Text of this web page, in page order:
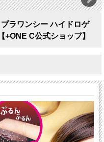
ラワンシー ハイドロゲ
+ONE C公式ショップ】